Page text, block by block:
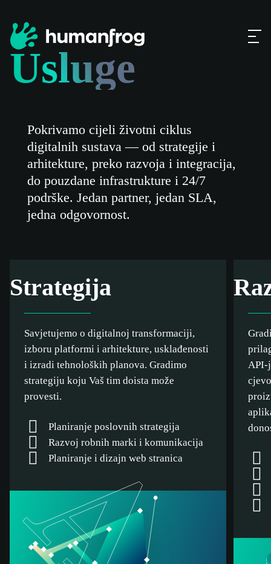
Usluge
Pokrivamo cijeli životni ciklus
digitalnih sustava — od strategije i
arhitekture, preko razvoja i integracija,
do pouzdane infrastrukture i 24/7
podrške. Jedan partner, jedan SLA,
jedna odgovornost.
Strategija
Savjetujemo o digitalnoj transformaciji,
izboru platformi i arhitekture, usklađenosti
i izradi tehnoloških planova. Gradimo
strategiju koju Vaš tim doista može
provesti.
Planiranje poslovnih strategija
Razvoj robnih marki i komunikacija
Planiranje i dizajn web stranica
API-